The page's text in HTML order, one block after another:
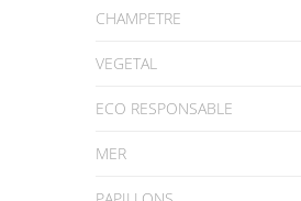
CHAMPETRE
VEGETAL
ECO RESPONSABLE
MER